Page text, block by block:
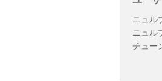
ニュル
ニュル
チュー